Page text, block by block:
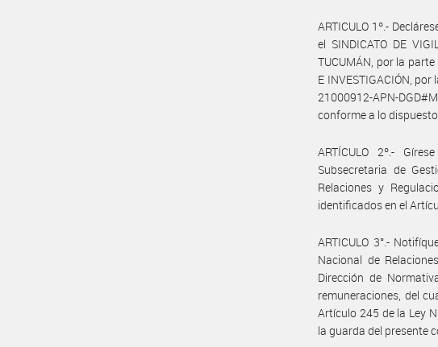
ARTICULO 1º.-
el SINDICATO DE
TUCUMÁN, por la parte
E INVESTIGACIÓN,
21000912-APN-
conforme a lo
ARTÍCULO 2º.-
Subsecretaria de
Relaciones y
identificados en el
ARTICULO 3°.-
Nacional de
Dirección de
remuneraciones, del
Artículo 245 de la Ley
la guarda del presente